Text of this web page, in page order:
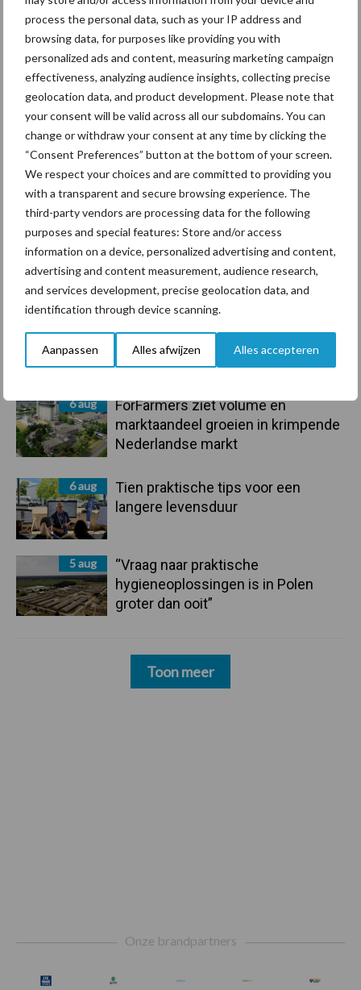
process the personal data, such as your IP address and
browsing data, for purposes like providing you with
personalized ads and content, measuring marketing campaign
effectiveness, analyzing audience insights, collecting precise
geolocation data, and product development. Please note that
your consent will be valid across all our subdomains. You can
change or withdraw your consent at any time by clicking the
“Consent Preferences” button at the bottom of your screen.
We respect your choices and are committed to providing you
with a transparent and secure browsing experience. The
third-party vendors are processing data for the following
purposes and special features: Store and/or access
information on a device, personalized advertising and content,
advertising and content measurement, audience research,
and services development, precise geolocation data, and
identification through device scanning.
Aanpassen Alles afwijzen Alles accepteren
Primaire
Sidebar
Recent nieuws Partner nieuws
7 aug
Grondstoffenmarkt blijft grillig:
droogte en geopolitiek houden
handel in de greep
onderschatte risicofactor voor
mastitis
6 aug
ForFarmers ziet volume en
marktaandeel groeien in krimpende
Nederlandse markt
6 aug
Tien praktische tips voor een
langere levensduur
5 aug
“Vraag naar praktische
hygieneoplossingen is in Polen
groter dan ooit”
Toon meer
Bedrijfsnieuws
Ligbox &
Voerhekken
Toon meer
Onze brandpartners